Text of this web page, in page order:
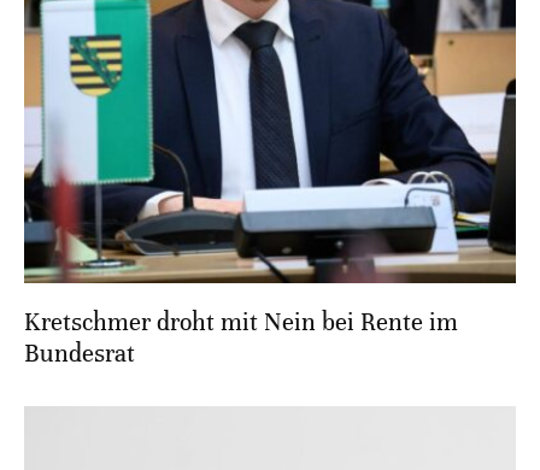
Kretschmer droht mit Nein bei Rente im
Bundesrat